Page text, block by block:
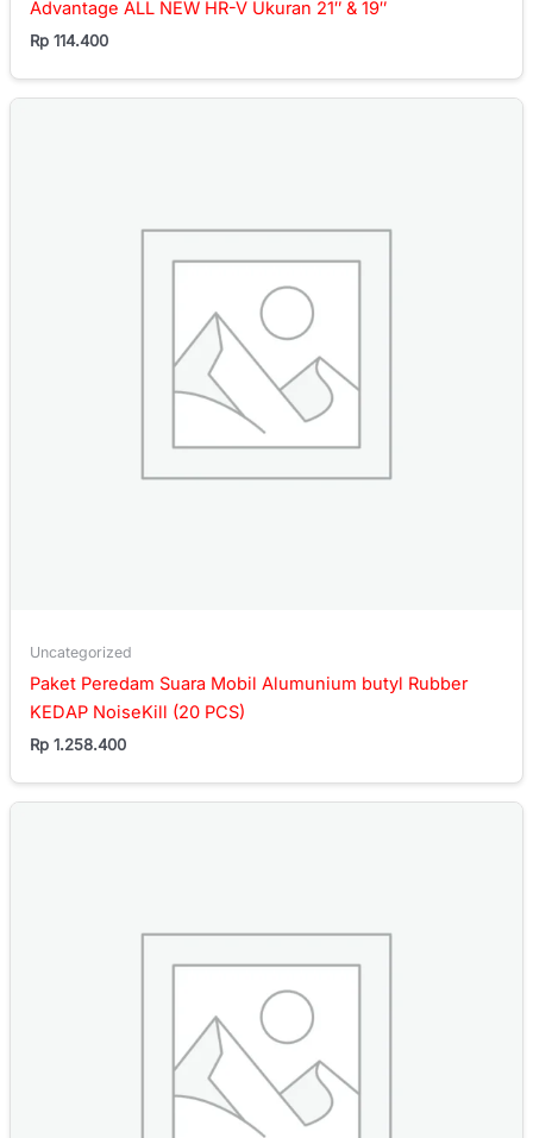
Advantage ALL NEW HR-V Ukuran 21″ & 19″
Rp 114.400
Uncategorized
Paket Peredam Suara Mobil Alumunium butyl Rubber
KEDAP NoiseKill (20 PCS)
Rp 1.258.400